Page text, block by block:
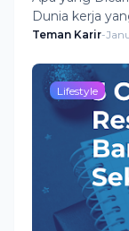
Dunia kerja
Teman Karir-
Lifestyle